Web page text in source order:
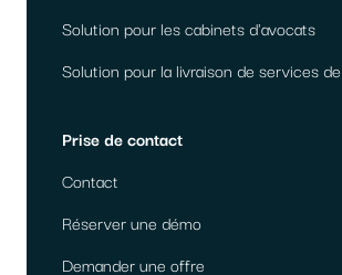
Solution pour les cabinets d'avocats
Solution pour la livraison de services
Prise de contact
Contact
Réserver une démo
Demander une offre